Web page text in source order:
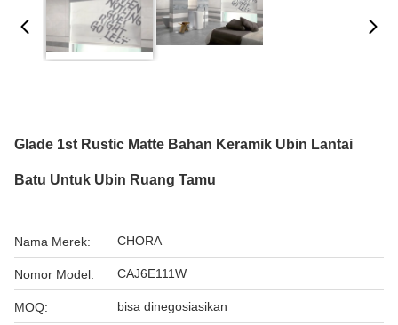
Glade 1st Rustic Matte Bahan Keramik Ubin Lantai
Batu Untuk Ubin Ruang Tamu
Nama Merek: CHORA
Nomor Model: CAJ6E111W
MOQ: bisa dinegosiasikan